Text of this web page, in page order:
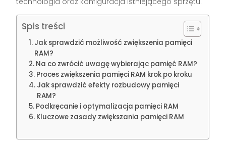
Spis treści
Jak sprawdzić możliwość zwiększenia pamięci
RAM?
Na co zwrócić uwagę wybierając pamięć RAM?
Proces zwiększenia pamięci RAM krok po kroku
Jak sprawdzić efekty rozbudowy pamięci
RAM?
Podkręcanie i optymalizacja pamięci RAM
Kluczowe zasady zwiększania pamięci RAM